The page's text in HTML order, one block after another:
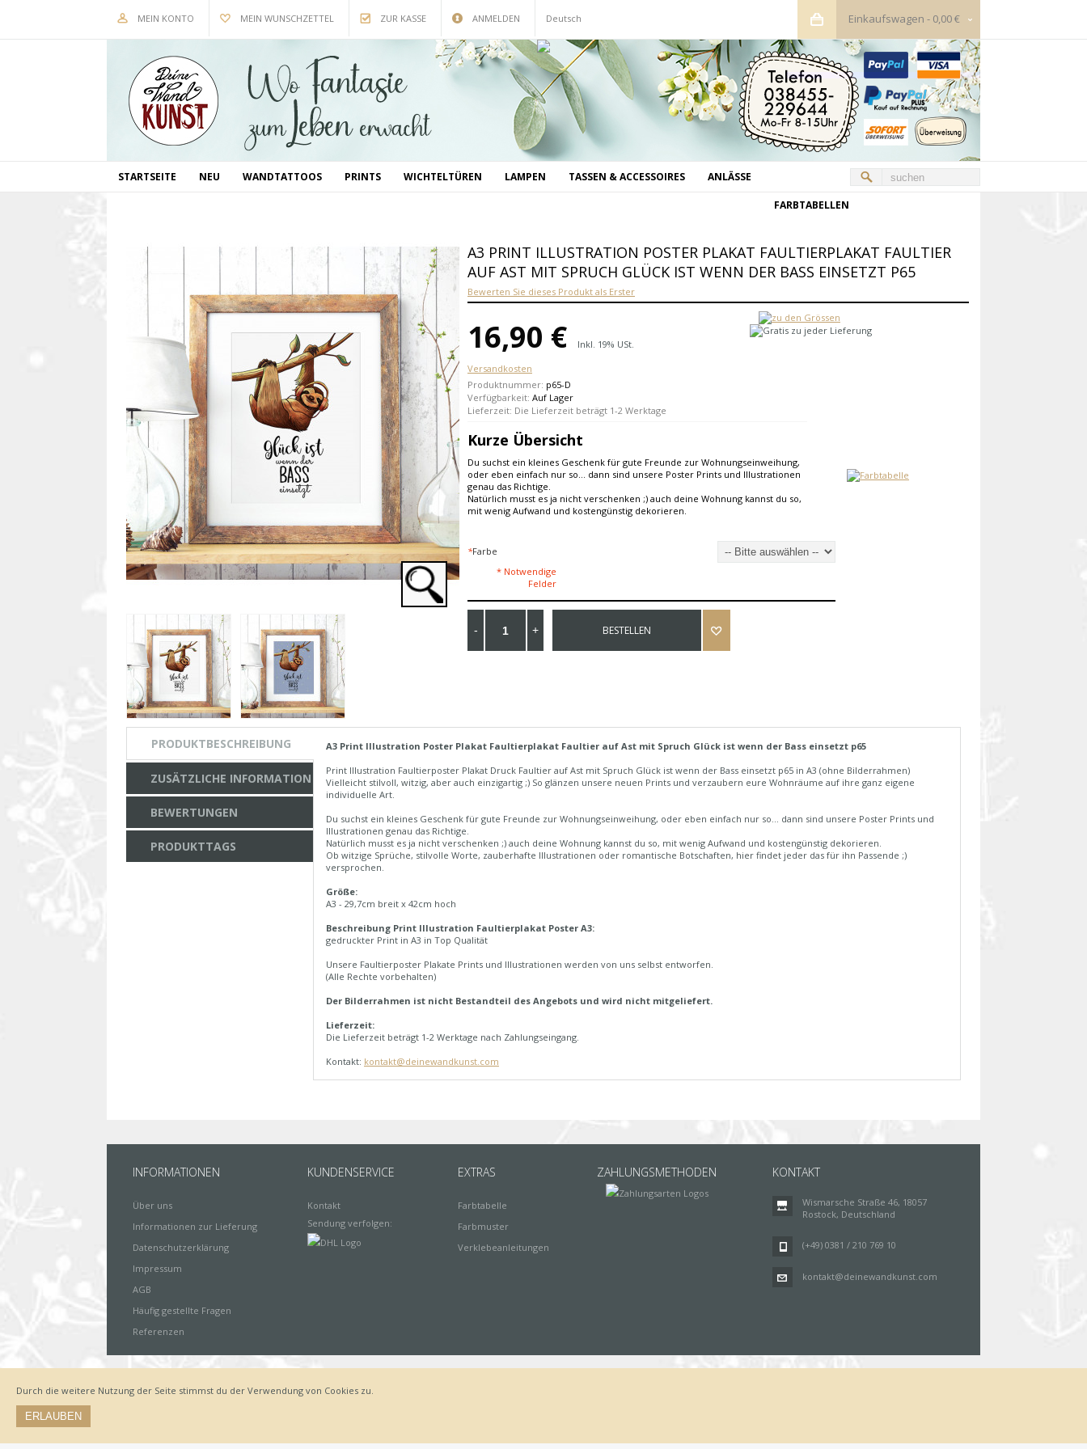
MEIN KONTO MEIN WUNSCHZETTEL ZUR KASSE ANMELDEN Deutsch Einkaufswagen - 0,00 €
STARTSEITE NEU WANDTATTOOS PRINTS WICHTELTÜREN LAMPEN TASSEN & ACCESSOIRES ANLÄSSE
FARBTABELLEN
A3 PRINT ILLUSTRATION POSTER PLAKAT FAULTIERPLAKAT FAULTIER
AUF AST MIT SPRUCH GLÜCK IST WENN DER BASS EINSETZT P65
Bewerten Sie dieses Produkt als Erster
16,90 €
Inkl. 19% USt.
Versandkosten
Produktnummer: p65-D
Verfügbarkeit: Auf Lager
Lieferzeit: Die Lieferzeit beträgt 1-2 Werktage
Kurze Übersicht
Du suchst ein kleines Geschenk für gute Freunde zur Wohnungseinweihung,
oder eben einfach nur so... dann sind unsere Poster Prints und Illustrationen
genau das Richtige.
Natürlich musst es ja nicht verschenken ;) auch deine Wohnung kannst du so,
mit wenig Aufwand und kostengünstig dekorieren.
*Farbe
* Notwendige
Felder
BESTELLEN
PRODUKTBESCHREIBUNG
ZUSÄTZLICHE INFORMATION
BEWERTUNGEN
PRODUKTTAGS
A3 Print Illustration Poster Plakat Faultierplakat Faultier auf Ast mit Spruch Glück ist wenn der Bass einsetzt p65
Print Illustration Faultierposter Plakat Druck Faultier auf Ast mit Spruch Glück ist wenn der Bass einsetzt p65 in A3 (ohne Bilderrahmen)
Vielleicht stilvoll, witzig, aber auch einzigartig ;) So glänzen unsere neuen Prints und verzaubern eure Wohnräume auf ihre ganz eigene
individuelle Art.
Du suchst ein kleines Geschenk für gute Freunde zur Wohnungseinweihung, oder eben einfach nur so... dann sind unsere Poster Prints und
Illustrationen genau das Richtige.
Natürlich musst es ja nicht verschenken ;) auch deine Wohnung kannst du so, mit wenig Aufwand und kostengünstig dekorieren.
Ob witzige Sprüche, stilvolle Worte, zauberhafte Illustrationen oder romantische Botschaften, hier findet jeder das für ihn Passende ;)
versprochen.
Größe:
A3 - 29,7cm breit x 42cm hoch
Beschreibung Print Illustration Faultierplakat Poster A3:
gedruckter Print in A3 in Top Qualität
Unsere Faultierposter Plakate Prints und Illustrationen werden von uns selbst entworfen.
(Alle Rechte vorbehalten)
Der Bilderrahmen ist nicht Bestandteil des Angebots und wird nicht mitgeliefert.
Lieferzeit:
Die Lieferzeit beträgt 1-2 Werktage nach Zahlungseingang.
Kontakt: kontakt@deinewandkunst.com
INFORMATIONEN
Über uns
Informationen zur Lieferung
Datenschutzerklärung
Impressum
AGB
Häufig gestellte Fragen
Referenzen
KUNDENSERVICE
Kontakt
Sendung verfolgen:
EXTRAS
Farbtabelle
Farbmuster
Verklebeanleitungen
ZAHLUNGSMETHODEN KONTAKT
Wismarsche Straße 46, 18057
Rostock, Deutschland
(+49) 0381 / 210 769 10
kontakt@deinewandkunst.com
Durch die weitere Nutzung der Seite stimmst du der Verwendung von Cookies zu.
ERLAUBEN